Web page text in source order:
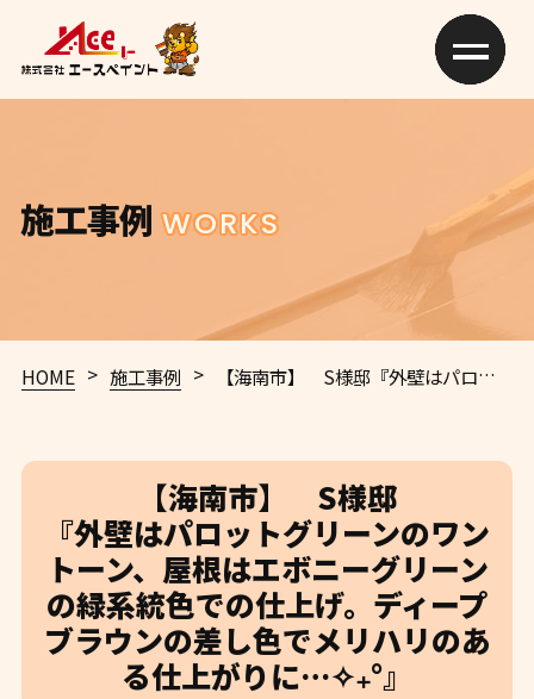
施工事例 WORKS
HOME > 施工事例 > 【海南市】 S様邸 『外壁はパロットグリーンのワントーン、屋根はエボニーグリーンの緑系統色での仕上げ。ディープブラウンの差し色でメリハリのある仕上がりに…✧₊°』
【海南市】 S様邸
『外壁はパロットグリーンのワン
トーン、屋根はエボニーグリーン
の緑系統色での仕上げ。ディープ
ブラウンの差し色でメリハリのあ
る仕上がりに…✧₊°』